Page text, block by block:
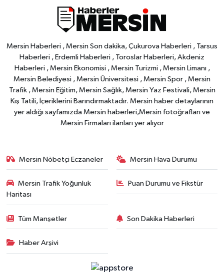
Mersin Haberleri , Mersin Son dakika, Çukurova Haberleri , Tarsus
Haberleri , Erdemli Haberleri , Toroslar Haberleri, Akdeniz
Haberleri , Mersin Ekonomisi , Mersin Turizmi , Mersin Limanı ,
Mersin Belediyesi , Mersin Üniversitesi , Mersin Spor , Mersin
Trafik , Mersin Eğitim, Mersin Sağlık, Mersin Yaz Festivali, Mersin
Kış Tatili, İçeriklerini Barındırmaktadır. Mersin haber detaylarının
yer aldığı sayfamızda Mersin haberleri,Mersin fotoğrafları ve
Mersin Firmaları ilanları yer alıyor
Mersin Nöbetçi Eczaneler Mersin Hava Durumu
Mersin Trafik Yoğunluk
Haritası
Puan Durumu ve Fikstür
Tüm Manşetler Son Dakika Haberleri
Haber Arşivi